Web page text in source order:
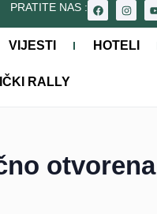
PRATITE NAS :
VIJESTI HOTELI
RALLY
otvorena